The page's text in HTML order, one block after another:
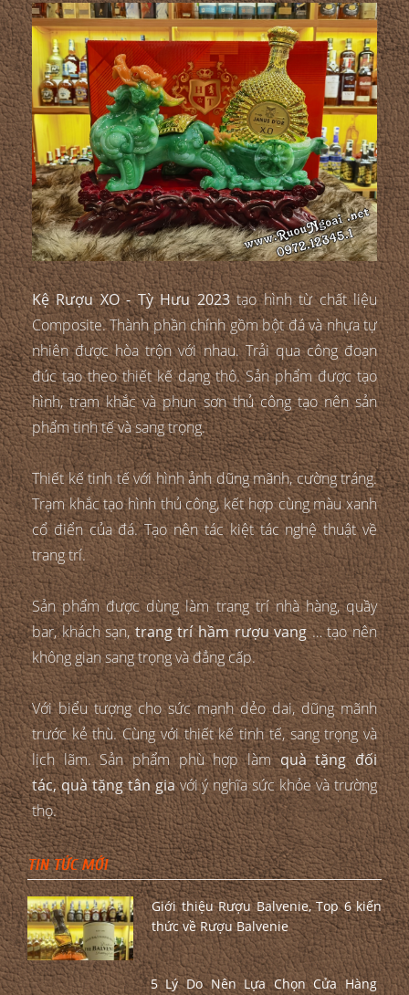
Kệ Rượu XO - Tỳ Hưu 2023tạo hình từ chất liệu
Composite. Thành phần chính gồm bột đá và nhựa tự
nhiên được hòa trộn với nhau. Trải qua công đoạn
đúc tạo theo thiết kế dạng thô. Sản phẩm được tạo
hình, trạm khắc và phun sơn thủ công tạo nên sản
phẩm tinh tế và sang trọng.
Thiết kế tinh tế với hình ảnh dũng mãnh, cường tráng.
Trạm khắc tạo hình thủ công, kết hợp cùng màu xanh
cổ điển của đá. Tạo nên tác kiệt tác nghệ thuật về
trang trí.
Sản phẩm được dùng làm trang trí nhà hàng, quầy
bar, khách sạn,trang trí hầm rượu vang… tạo nên
không gian sang trọng và đẳng cấp.
Với biểu tượng cho sức mạnh dẻo dai, dũng mãnh
trước kẻ thù. Cùng với thiết kế tinh tế, sang trọng và
lịch lãm. Sản phẩm phù hợp làmquà tặng đối
tác, quà tặng tân giavới ý nghĩa sức khỏe và trường
thọ.
TIN TỨC MỚI
Giới thiệu Rượu Balvenie, Top 6 kiến
thức về Rượu Balvenie
5 Lý Do Nên Lựa Chọn Cửa Hàng